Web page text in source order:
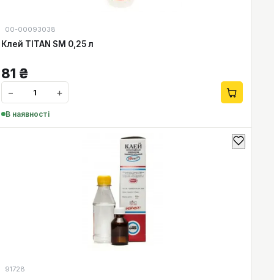
00-00093038
Клей TITAN SM 0,25 л
81 ₴
− +
В наявності
91728